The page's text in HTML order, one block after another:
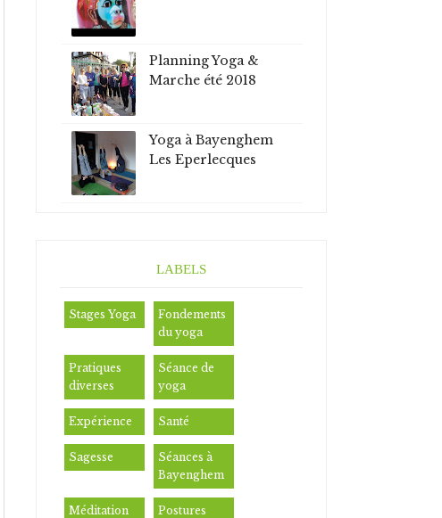
Planning Yoga &
Marche été 2018
Yoga à Bayenghem
Les Eperlecques
LABELS
Stages Yoga
Fondements
du yoga
Pratiques
diverses
Séance de
yoga
Expérience Santé
Sagesse
Séances à
Bayenghem
Méditation Postures